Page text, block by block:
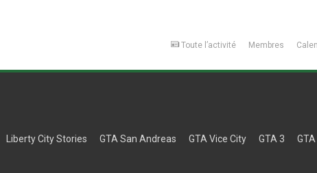
Toute l’activité Membres
Liberty City Stories GTA San Andreas GTA Vice City GTA 3